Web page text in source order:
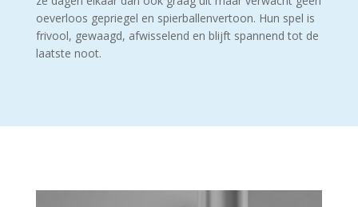
oeverloos gepriegel en spierballenvertoon. Hun spel is
frivool, gewaagd, afwisselend en blijft spannend tot de
laatste noot.